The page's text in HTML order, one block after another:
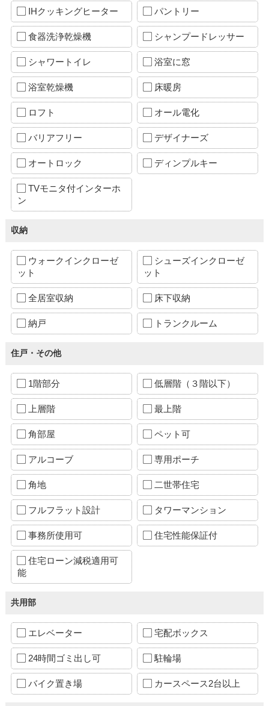
IHクッキングヒーター パントリー
食器洗浄乾燥機 シャンプードレッサー
シャワートイレ 浴室に窓
浴室乾燥機 床暖房
ロフト オール電化
バリアフリー デザイナーズ
オートロック ディンプルキー
TVモニタ付インターホ
ン
収納
ウォークインクローゼ
ット
シューズインクローゼ
ット
全居室収納 床下収納
納戸 トランクルーム
住戸・その他
1階部分 低層階（３階以下）
上層階 最上階
角部屋 ペット可
アルコーブ 専用ポーチ
角地 二世帯住宅
フルフラット設計 タワーマンション
事務所使用可 住宅性能保証付
住宅ローン減税適用可
能
共用部
エレベーター 宅配ボックス
24時間ゴミ出し可 駐輪場
バイク置き場 カースペース2台以上